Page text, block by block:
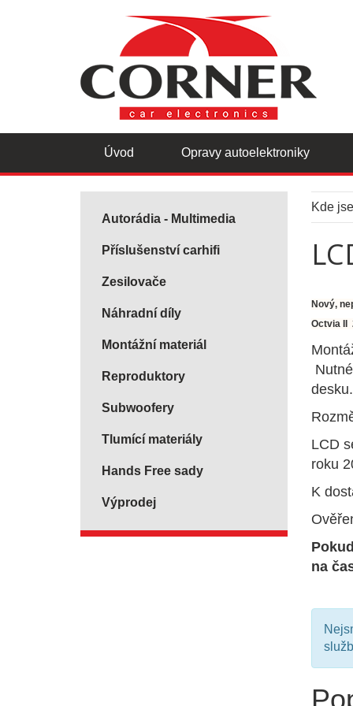
Úvod Opravy autoelektroniky
Kde
Nový,
Octvia II
LCD
roku
K
na
Autorádia - Multimedia
Příslušenství carhifi
Zesilovače
Náhradní díly
Montážní materiál
Reproduktory
Subwoofery
Tlumící materiály
Hands Free sady
Výprodej